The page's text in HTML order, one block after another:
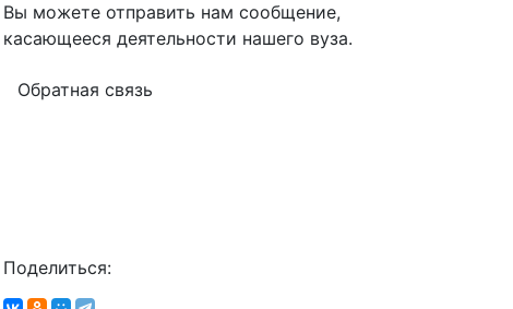
Вы можете отправить нам сообщение,
касающееся деятельности нашего вуза.
Обратная связь
Поделиться: